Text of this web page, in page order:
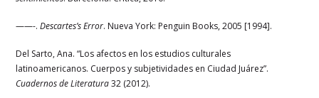
——-.Descartes’s Error. Nueva York: Penguin Books, 2005 [1994].
Del Sarto, Ana. “Los afectos en los estudios culturales
latinoamericanos. Cuerpos y subjetividades en Ciudad Juárez”.
Cuadernos de Literatura32 (2012).